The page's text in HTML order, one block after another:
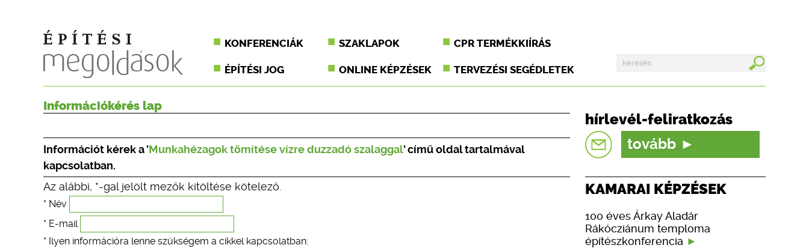
KONFERENCIÁK SZAKLAPOK CPR TERMÉKKIÍRÁS
ÉPÍTÉSI JOG ONLINE KÉPZÉSEK TERVEZÉSI SEGÉDLETEK
Információkérés lap
Információt kérek a 'Munkahézagok tömítése vízre duzzadó szalaggal' című oldal tartalmával
kapcsolatban.
Az alábbi, *-gal jelölt mezők kitöltése kötelező.
* Név
* E-mail
* Ilyen információra lenne szükségem a cikkel kapcsolatban:
hírlevél-feliratkozás
tovább
KAMARAI KÉPZÉSEK
100 éves Árkay Aladár
Rákócziánum temploma
építészkonferencia